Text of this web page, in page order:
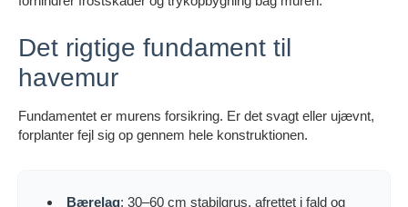
Det rigtige fundament til
havemur
Fundamentet er murens forsikring. Er det svagt eller ujævnt,
forplanter fejl sig op gennem hele konstruktionen.
Bærelag: 30–60 cm stabilgrus, afrettet i fald og